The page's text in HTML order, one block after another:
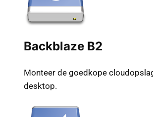
Backblaze B2
Monteer de goedkope
desktop.